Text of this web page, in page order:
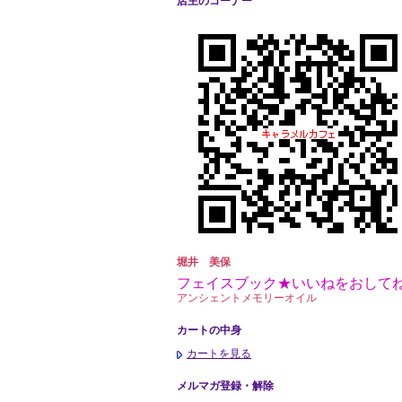
堀井 美保
フェイスブック★いいねをおして
アンシェントメモリーオイル
カートの中身
カートを見る
メルマガ登録・解除